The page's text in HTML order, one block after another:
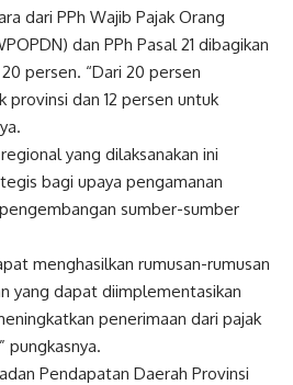
dari PPh Wajib Pajak Orang
dan PPh Pasal 21 dibagikan
persen. “Dari 20 persen
dan 12 persen untuk
yang dilaksanakan ini
bagi upaya pengamanan
sumber-sumber
menghasilkan rumusan-rumusan
yang dapat diimplementasikan
penerimaan dari pajak
pungkasnya.
Pendapatan Daerah Provinsi